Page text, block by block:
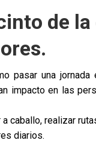
de
pasar una
impacto en las
caballo, realizar
diarios.